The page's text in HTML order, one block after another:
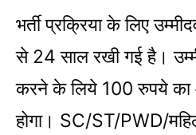
भर्ती प्रक्रिया के लिए
से 24 साल रखी गई है।
करने के लिये 100 रुपये
होगा। SC/ST/PWD/